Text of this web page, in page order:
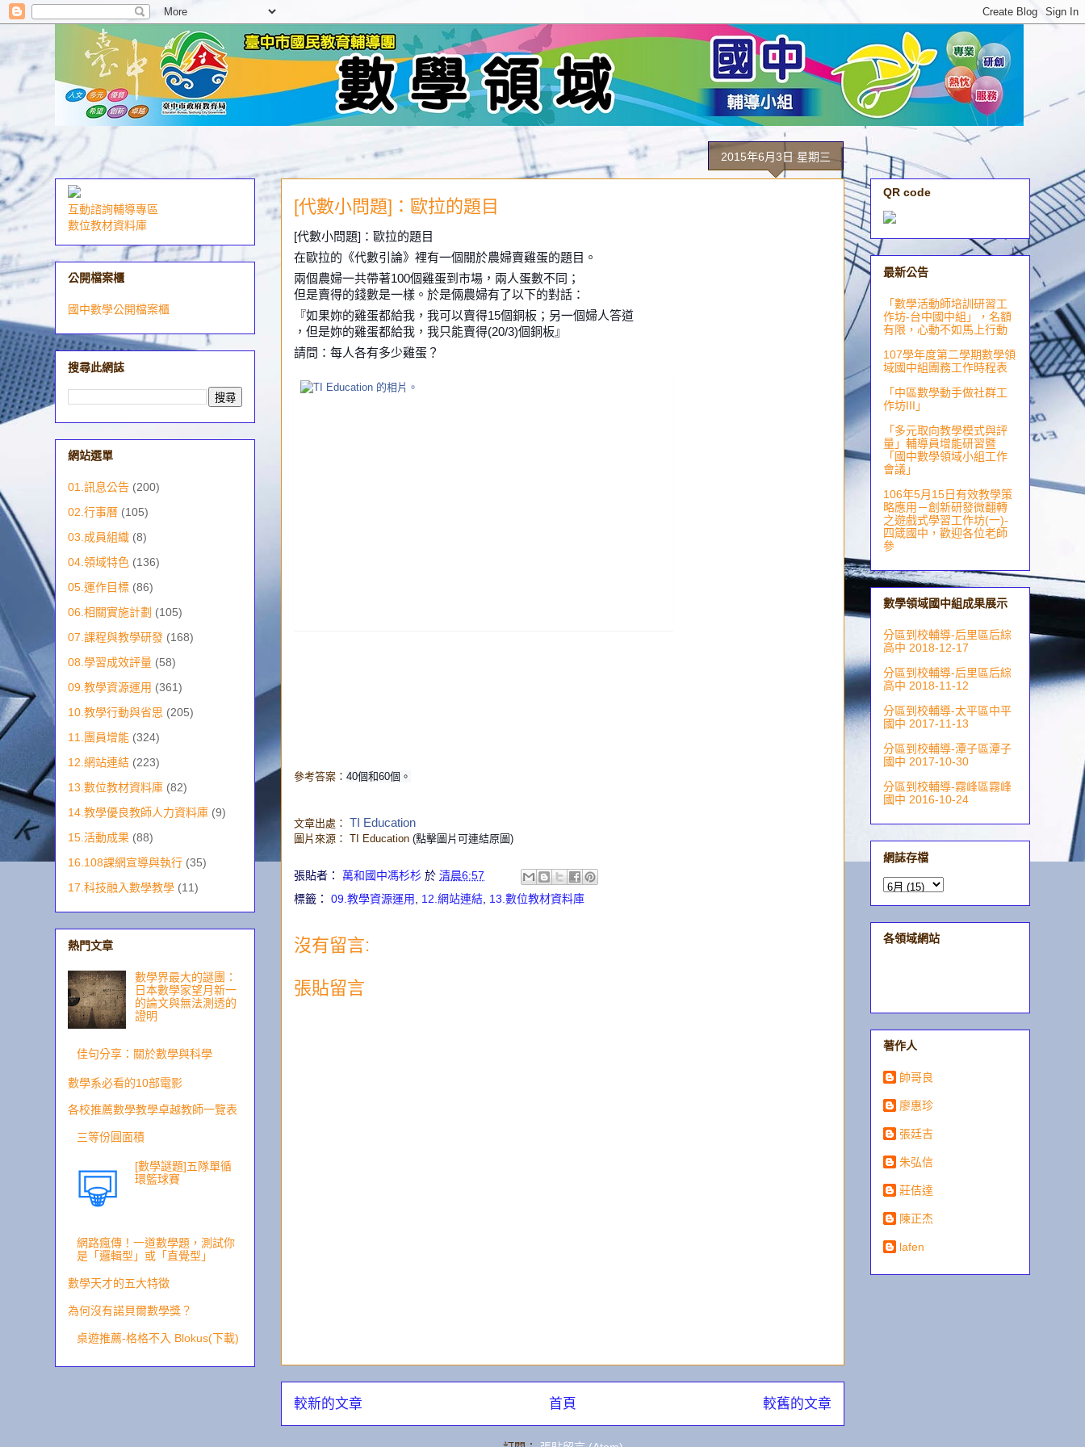
2015年6月3日 星期三
[代數小問題]：歐拉的題目
[代數小問題]：歐拉的題目
在歐拉的《代數引論》裡有一個關於農婦賣雞蛋的題目。
兩個農婦一共帶著100個雞蛋到市場，兩人蛋數不同；
但是賣得的錢數是一樣。於是倆農婦有了以下的對話：
『如果妳的雞蛋都給我，我可以賣得15個銅板；另一個婦人答道
，但是妳的雞蛋都給我，我只能賣得(20/3)個銅板』
請問：每人各有多少雞蛋？
參考答案： 40個和60個。
文章出處： TI Education
圖片來源： TI Education (點擊圖片可連結原圖)
張貼者： 萬和國中馮杉杉 於 清晨6:57
標籤： 09.教學資源運用 12.網站連結 13.數位教材資料庫
沒有留言:
張貼留言
較新的文章 較舊的文章
首頁
互動諮詢輔導專區
數位教材資料庫
公開檔案櫃
國中數學公開檔案櫃
搜尋此網誌
網站選單
01.訊息公告 (200)
02.行事曆 (105)
03.成員組織 (8)
04.領域特色 (136)
05.運作目標 (86)
06.相關實施計劃 (105)
07.課程與教學研發 (168)
08.學習成效評量 (58)
09.教學資源運用 (361)
10.教學行動與省思 (205)
11.團員增能 (324)
12.網站連結 (223)
13.數位教材資料庫 (82)
14.教學優良教師人力資料庫 (9)
15.活動成果 (88)
16.108課網宣導與執行 (35)
17.科技融入數學教學 (11)
熱門文章
數學界最大的謎團：
日本數學家望月新一
的論文與無法測透的
證明
佳句分享：關於數學與科學
數學系必看的10部電影
各校推薦數學教學卓越教師一覽表
三等份圓面積
[數學謎題]五隊單循
環籃球賽
網路瘋傳！一道數學題，測試你
是「邏輯型」或「直覺型」
數學天才的五大特徵
為何沒有諾貝爾數學獎？
桌遊推薦-格格不入 Blokus(下載)
QR code
最新公告
「數學活動師培訓研習工
作坊-台中國中組」，名額
有限，心動不如馬上行動
107學年度第二學期數學領
域國中組團務工作時程表
「中區數學動手做社群工
作坊III」
「多元取向教學模式與評
量」輔導員增能研習暨
「國中數學領域小組工作
會議」
106年5月15日有效教學策
略應用－創新研發微翻轉
之遊戲式學習工作坊(一)-
四箴國中，歡迎各位老師
參
數學領域國中組成果展示
分區到校輔導-后里區后綜
高中 2018-12-17
分區到校輔導-后里區后綜
高中 2018-11-12
分區到校輔導-太平區中平
國中 2017-11-13
分區到校輔導-潭子區潭子
國中 2017-10-30
分區到校輔導-霧峰區霧峰
國中 2016-10-24
網誌存檔
各領域網站
著作人
帥哥良
廖惠珍
張廷吉
朱弘信
莊佶達
陳正杰
lafen